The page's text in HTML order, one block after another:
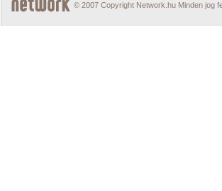
© 2007 Copyright Network.hu Minden jog